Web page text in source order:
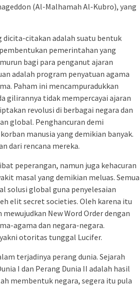
(Al-Malhamah Al-Kubro), yang
dicita-citakan adalah suatu bentuk
pemerintahan yang
bagi para penganut ajaran
adalah program penyatuan agama
Paham ini mencampuradukkan
gilirannya tidak mempercayai ajaran
revolusi di berbagai negara dan
global. Penghancuran demi
manusia yang demikian banyak.
dari rencana mereka.
peperangan, namun juga kehacuran
masal yang demikian meluas. Semua
solusi global guna penyelesaian
elit secret societies. Oleh karena itu
New Word Order dengan
agama dan negara-negara.
otoritas tunggal Lucifer.
terjadinya perang dunia. Sejarah
I dan Perang Dunia II adalah hasil
membentuk negara, segera itu pula